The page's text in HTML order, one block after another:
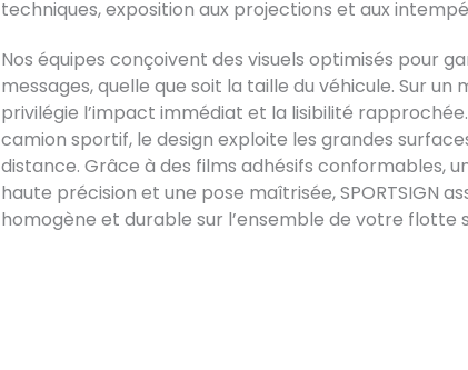
techniques, exposition aux projections et aux
Nos équipes conçoivent des visuels optimisés pour
messages, quelle que soit la taille du véhicule. Sur un
privilégie l’impact immédiat et la lisibilité
camion sportif, le design exploite les grandes
distance. Grâce à des films adhésifs conformables,
haute précision et une pose maîtrisée, SPORTSIGN
homogène et durable sur l’ensemble de votre flotte